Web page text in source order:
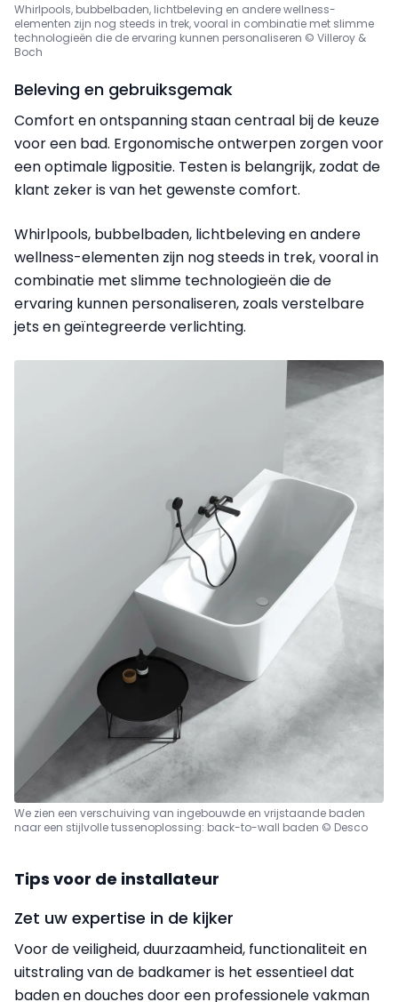
Whirlpools, bubbelbaden, lichtbeleving en andere wellness-
elementen zijn nog steeds in trek, vooral in combinatie met slimme
technologieën die de ervaring kunnen personaliseren © Villeroy &
Boch
Beleving en gebruiksgemak
Comfort en ontspanning staan centraal bij de keuze
voor een bad. Ergonomische ontwerpen zorgen voor
een optimale ligpositie. Testen is belangrijk, zodat de
klant zeker is van het gewenste comfort.
Whirlpools, bubbelbaden, lichtbeleving en andere
wellness-elementen zijn nog steeds in trek, vooral in
combinatie met slimme technologieën die de
ervaring kunnen personaliseren, zoals verstelbare
jets en geïntegreerde verlichting.
We zien een verschuiving van ingebouwde en vrijstaande baden
naar een stijlvolle tussenoplossing: back-to-wall baden © Desco
Tips voor de installateur
Zet uw expertise in de kijker
Voor de veiligheid, duurzaamheid, functionaliteit en
uitstraling van de badkamer is het essentieel dat
baden en douches door een professionele vakman